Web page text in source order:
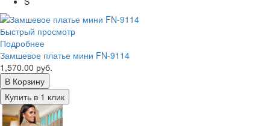
Быстрый просмотр
Подробнее
Замшевое платье мини FN-9114
1,570.00 руб.
В Корзину
Купить в 1 клик